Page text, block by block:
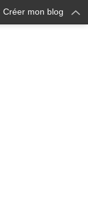
Créer mon blog